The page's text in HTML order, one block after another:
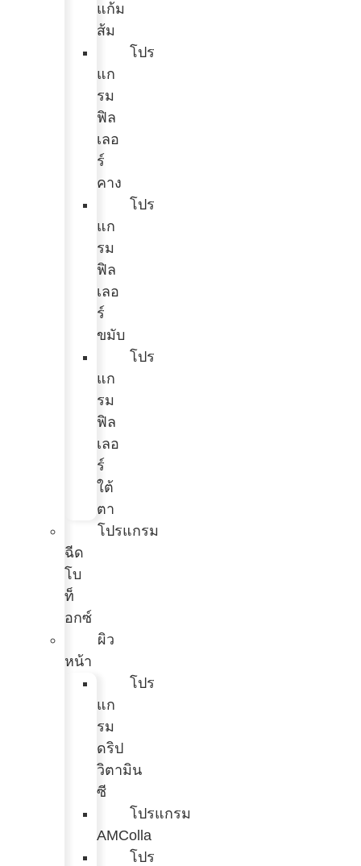
แก้ม
ส้ม
โปร
แก
รม
ฟิล
เลอ
ร์
คาง
โปร
แก
รม
ฟิล
เลอ
ร์
ขมับ
โปร
แก
รม
ฟิล
เลอ
ร์
ใต้
ตา
โปรแกรม
ฉีด
โบ
ท็
อกซ์
ผิว
หน้า
โปร
แก
รม
ดริป
วิตามิน
ซี
โปรแกรม
AMColla
โปร